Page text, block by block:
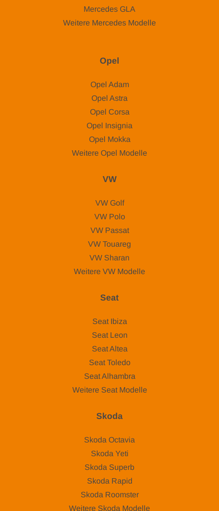
Mercedes GLA
Weitere Mercedes Modelle
Opel
Opel Adam
Opel Astra
Opel Corsa
Opel Insignia
Opel Mokka
Weitere Opel Modelle
VW
VW Golf
VW Polo
VW Passat
VW Touareg
VW Sharan
Weitere VW Modelle
Seat
Seat Ibiza
Seat Leon
Seat Altea
Seat Toledo
Seat Alhambra
Weitere Seat Modelle
Skoda
Skoda Octavia
Skoda Yeti
Skoda Superb
Skoda Rapid
Skoda Roomster
Weitere Skoda Modelle